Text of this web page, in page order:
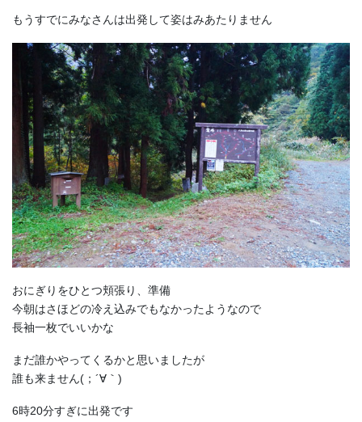
もうすでにみなさんは出発して姿はみあたりません
おにぎりをひとつ頬張り、準備
今朝はさほどの冷え込みでもなかったようなので
長袖一枚でいいかな
まだ誰かやってくるかと思いましたが
誰も来ません(；´∀｀)
6時20分すぎに出発です